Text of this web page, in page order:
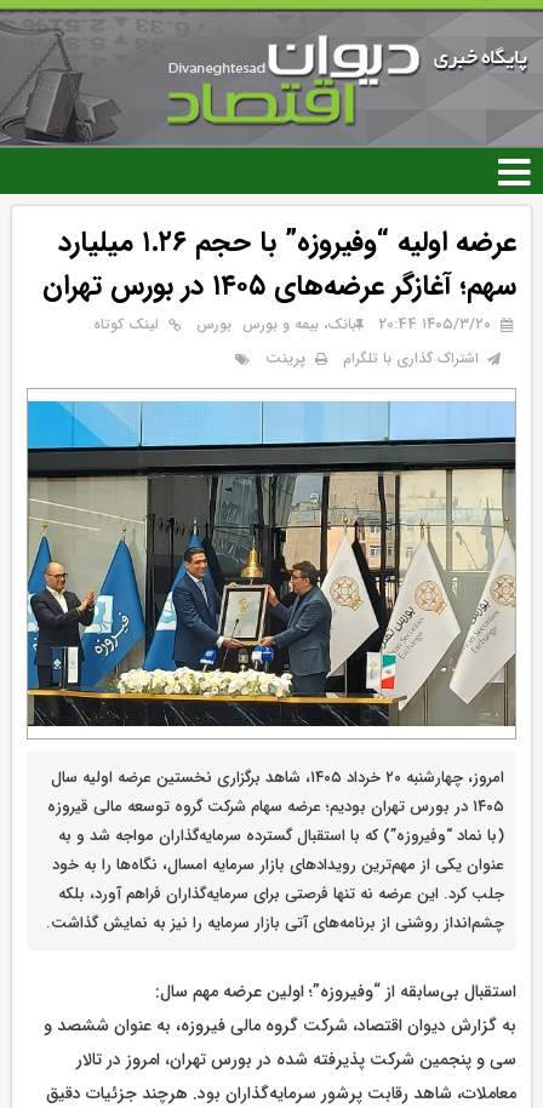
رفتن
محتوای
اصلی
عرضه اولیه “وفیروزه” با حجم ۱.۲۶ میلیارد
سهم؛ آغازگر عرضه‌های ۱۴۰۵ در بورس تهران
۱۴۰۵/۳/۲۰ 20:44 بانک، بیمه و بورس بورس
لینک کوتاه
اشتراک گذاری با تلگرام
پرینت
امروز، چهارشنبه ۲۰ خرداد ۱۴۰۵، شاهد برگزاری نخستین عرضه اولیه سال
۱۴۰۵ در بورس تهران بودیم؛ عرضه سهام شرکت گروه توسعه مالی قیروزه
(با نماد “وفیروزه”) که با استقبال گسترده سرمایه‌گذاران مواجه شد و به
عنوان یکی از مهم‌ترین رویدادهای بازار سرمایه امسال، نگاه‌ها را به خود
جلب کرد. این عرضه نه تنها فرصتی برای سرمایه‌گذاران فراهم آورد، بلکه
چشم‌انداز روشنی از برنامه‌های آتی بازار سرمایه را نیز به نمایش گذاشت.
استقبال بی‌سابقه از “وفیروزه”؛ اولین عرضه مهم سال:
به گزارش دیوان اقتصاد، شرکت گروه مالی فیروزه، به عنوان ششصد و
سی و پنجمین شرکت پذیرفته شده در بورس تهران، امروز در تالار
معاملات، شاهد رقابت پرشور سرمایه‌گذاران بود. هرچند جزئیات دقیق